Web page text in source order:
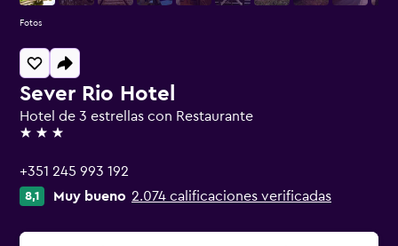
Sever Rio Hotel
Hotel de 3 estrellas con Restaurante
3 estrellas
+351 245 993 192
8,1 Muy bueno 2.074 calificaciones verificadas
Fotos